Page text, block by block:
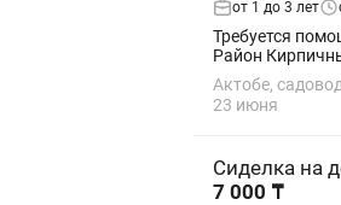
от 1 до 3 лет
Требуется помощница по дому (домработница)
Актобе,
23 июня
Сиделка на
7 000 ₸